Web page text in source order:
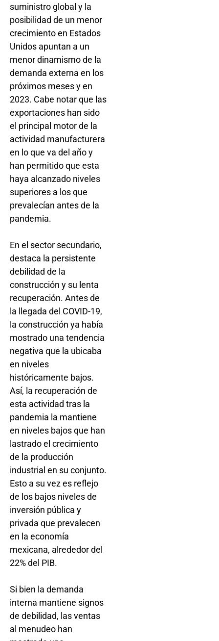
suministro global y la
posibilidad de un menor
crecimiento en Estados
Unidos apuntan a un
menor dinamismo de la
demanda externa en los
próximos meses y en
2023. Cabe notar que las
exportaciones han sido
el principal motor de la
actividad manufacturera
en lo que va del año y
han permitido que esta
haya alcanzado niveles
superiores a los que
prevalecían antes de la
pandemia.
En el sector secundario,
destaca la persistente
debilidad de la
construcción y su lenta
recuperación. Antes de
la llegada del COVID-19,
la construcción ya había
mostrado una tendencia
negativa que la ubicaba
en niveles
históricamente bajos.
Así, la recuperación de
esta actividad tras la
pandemia la mantiene
en niveles bajos que han
lastrado el crecimiento
de la producción
industrial en su conjunto.
Esto a su vez es reflejo
de los bajos niveles de
inversión pública y
privada que prevalecen
en la economía
mexicana, alrededor del
22% del PIB.
Si bien la demanda
interna mantiene signos
de debilidad, las ventas
al menudeo han